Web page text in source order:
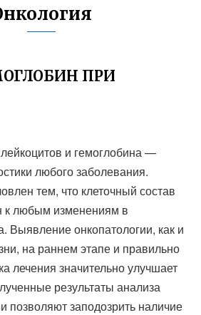
ПРИ
и гемоглобина —
любого заболевания.
тем, что клеточный состав
к любым изменениям в
Выявление онкопатологии, как и
на раннем этапе и правильно
лечения значительно улучшает
результаты анализа
позволяют заподозрить наличие